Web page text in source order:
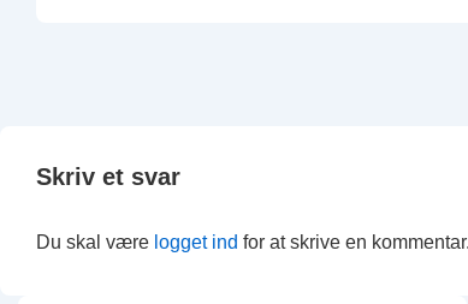
Skriv et svar
Du skal være logget ind for at skrive en kommentar.